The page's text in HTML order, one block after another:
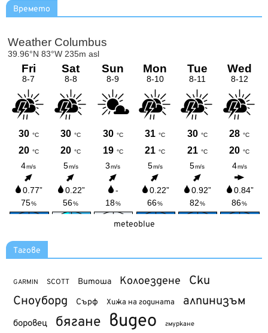
Времето
meteoblue
Тагове
GARMIN SCOTT Витоша Колоездене Ски
Сноуборд Сърф Хижа на годината алпинизъм
боровец бягане видео гмуркане